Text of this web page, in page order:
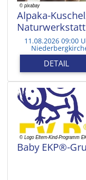
Alpaka-
Naturwerkstatt
11.08.2026 09:00
DETAIL
Baby EKP®-